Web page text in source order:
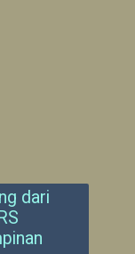
dari